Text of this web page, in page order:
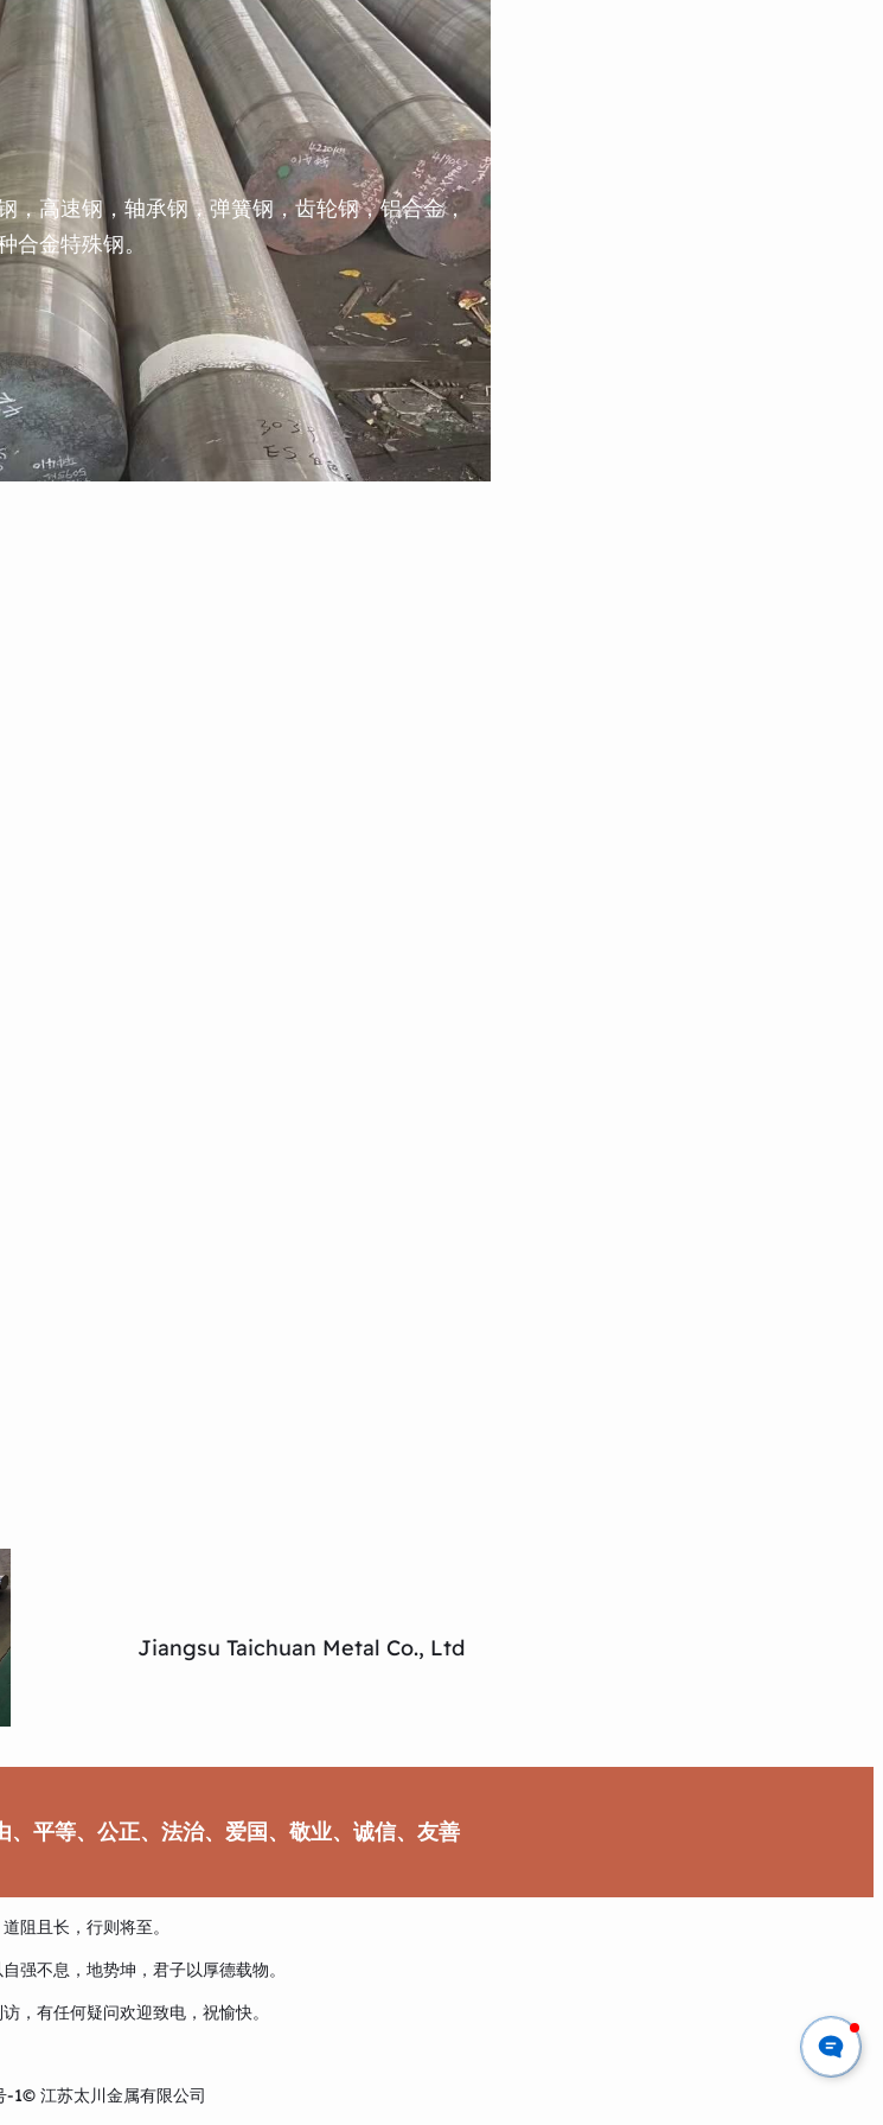
高速钢，轴承钢，弹簧钢，齿轮钢，铝合金，
合金特殊钢。
Jiangsu Taichuan Metal Co., Ltd
、平等、公正、法治、爱国、敬业、诚信、友善
道阻且长，行则将至。
强不息，地势坤，君子以厚德载物。
，有任何疑问欢迎致电，祝愉快。
-1© 江苏太川金属有限公司